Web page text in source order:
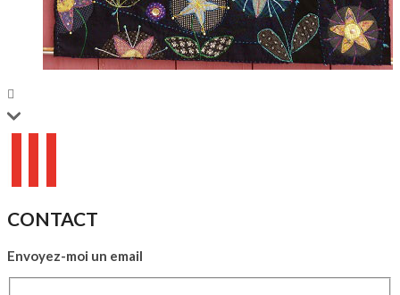
CONTACT
Envoyez-moi un email